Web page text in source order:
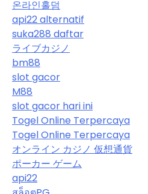
온라인홀덤
api22 alternatif
suka288 daftar
ライブカジノ
bm88
slot gacor
M88
slot gacor hari ini
Togel Online Terpercaya
Togel Online Terpercaya
オンライン カジノ 仮想通貨
ポーカー ゲーム
api22